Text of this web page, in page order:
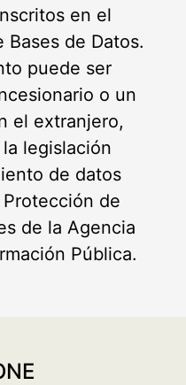
en el
Bases de Datos.
puede ser
o un
el extranjero,
legislación
de datos
de
de la Agencia
Pública.